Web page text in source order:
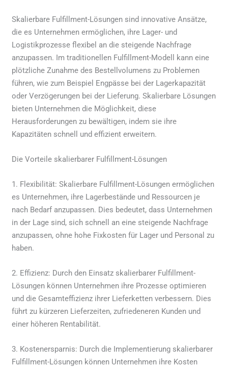
Skalierbare Fulfillment-Lösungen sind innovative Ansätze,
die es Unternehmen ermöglichen, ihre Lager- und
Logistikprozesse flexibel an die steigende Nachfrage
anzupassen. Im traditionellen Fulfillment-Modell kann eine
plötzliche Zunahme des Bestellvolumens zu Problemen
führen, wie zum Beispiel Engpässe bei der Lagerkapazität
oder Verzögerungen bei der Lieferung. Skalierbare Lösungen
bieten Unternehmen die Möglichkeit, diese
Herausforderungen zu bewältigen, indem sie ihre
Kapazitäten schnell und effizient erweitern.
Die Vorteile skalierbarer Fulfillment-Lösungen
1. Flexibilität: Skalierbare Fulfillment-Lösungen ermöglichen
es Unternehmen, ihre Lagerbestände und Ressourcen je
nach Bedarf anzupassen. Dies bedeutet, dass Unternehmen
in der Lage sind, sich schnell an eine steigende Nachfrage
anzupassen, ohne hohe Fixkosten für Lager und Personal zu
haben.
2. Effizienz: Durch den Einsatz skalierbarer Fulfillment-
Lösungen können Unternehmen ihre Prozesse optimieren
und die Gesamteffizienz ihrer Lieferketten verbessern. Dies
führt zu kürzeren Lieferzeiten, zufriedeneren Kunden und
einer höheren Rentabilität.
3. Kostenersparnis: Durch die Implementierung skalierbarer
Fulfillment-Lösungen können Unternehmen ihre Kosten